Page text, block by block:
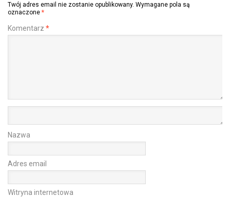
Twój adres email nie zostanie opublikowany. Wymagane pola są
oznaczone *
Komentarz *
Nazwa
Adres email
Witryna internetowa